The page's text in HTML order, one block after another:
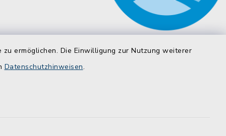
ermöglichen. Die Einwilligung zur Nutzung weiterer
Datenschutzhinweisen.